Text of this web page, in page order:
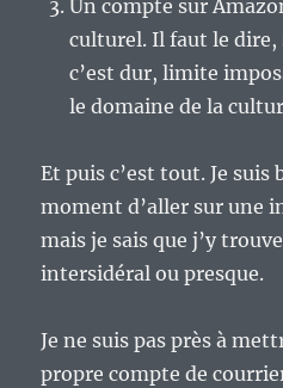
Un compte sur
culturel. Il faut le dire,
c’est dur, limite
le domaine de la
Et puis c’est tout. Je suis
moment d’aller sur une
mais je sais que j’y
intersidéral ou presque.
Je ne suis pas près à
propre compte de